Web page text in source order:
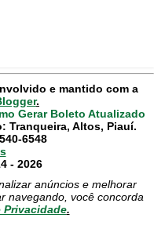
e mantido com a
.
Gerar Boleto Atualizado
Tranqueira, Altos, Piauí.
6548
- 2026
anúncios e melhorar
navegando, você concorda
Privacidade.